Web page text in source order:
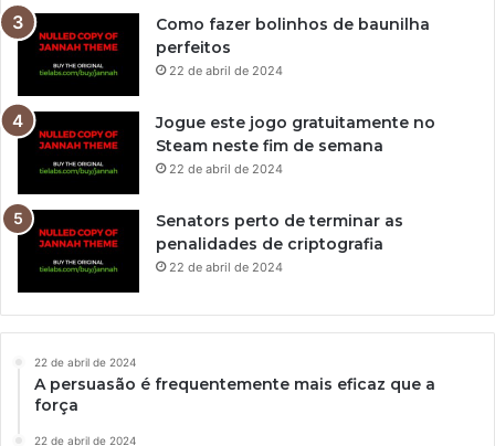
Como fazer bolinhos de baunilha
perfeitos
22 de abril de 2024
Jogue este jogo gratuitamente no
Steam neste fim de semana
22 de abril de 2024
Senators perto de terminar as
penalidades de criptografia
22 de abril de 2024
22 de abril de 2024
A persuasão é frequentemente mais eficaz que a
força
22 de abril de 2024